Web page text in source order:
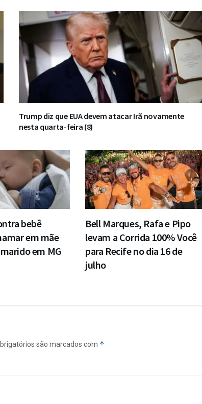
Trump diz que EUA devem atacar Irã novamente
nesta quarta-feira (8)
bebê
em mãe
em MG
Bell Marques, Rafa e Pipo
levam a Corrida 100% Você
para Recife no dia 16 de
julho
são marcados com *